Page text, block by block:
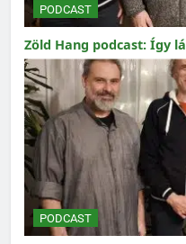
PODCAST
Zöld Hang podcast: Így
PODCAST